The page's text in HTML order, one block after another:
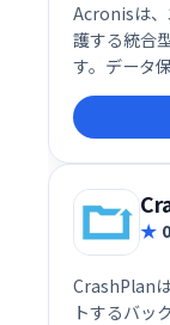
Acronisは、
護する統合
す。データ
統合するこ
脅威からデ
す。
CrashPlan
トするバッ